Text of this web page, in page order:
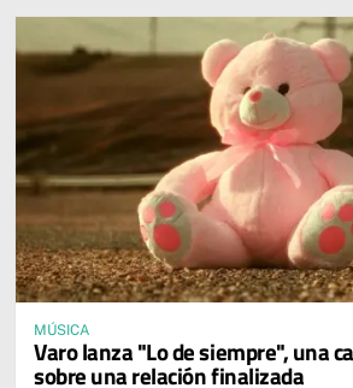
MÚSICA
Varo lanza "Lo de siempre", una
sobre una relación finalizada